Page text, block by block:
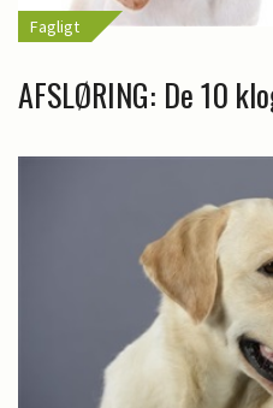
Fagligt
AFSLØRING: De 10